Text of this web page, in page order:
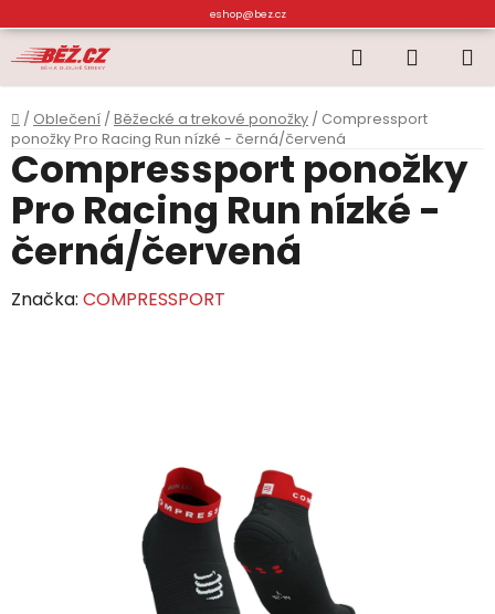
na
obsah
eshop@bez.cz
Hledat
KOŠÍK
Domů
/ Oblečení / Běžecké a trekové ponožky / Compressport
ponožky Pro Racing Run nízké - černá/červená
Compressport ponožky
Pro Racing Run nízké -
černá/červená
Značka: COMPRESSPORT